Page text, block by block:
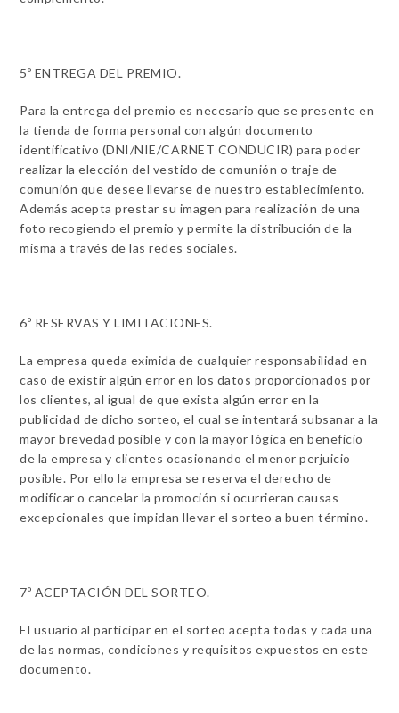
5º ENTREGA DEL PREMIO.
Para la entrega del premio es necesario que se presente en
la tienda de forma personal con algún documento
identificativo (DNI/NIE/CARNET CONDUCIR) para poder
realizar la elección del vestido de comunión o traje de
comunión que desee llevarse de nuestro establecimiento.
Además acepta prestar su imagen para realización de una
foto recogiendo el premio y permite la distribución de la
misma a través de las redes sociales.
6º RESERVAS Y LIMITACIONES.
La empresa queda eximida de cualquier responsabilidad en
caso de existir algún error en los datos proporcionados por
los clientes, al igual de que exista algún error en la
publicidad de dicho sorteo, el cual se intentará subsanar a la
mayor brevedad posible y con la mayor lógica en beneficio
de la empresa y clientes ocasionando el menor perjuicio
posible. Por ello la empresa se reserva el derecho de
modificar o cancelar la promoción si ocurrieran causas
excepcionales que impidan llevar el sorteo a buen término.
7º ACEPTACIÓN DEL SORTEO.
El usuario al participar en el sorteo acepta todas y cada una
de las normas, condiciones y requisitos expuestos en este
documento.